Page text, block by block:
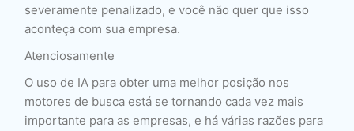
severamente penalizado, e você não quer que isso
aconteça com sua empresa.
Atenciosamente
O uso de IA para obter uma melhor posição nos
motores de busca está se tornando cada vez mais
importante para as empresas, e há várias razões para